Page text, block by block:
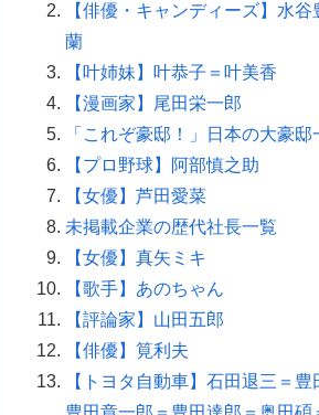
【俳優・キャンディーズ】水谷
蘭
【叶姉妹】叶恭子＝叶美香
【漫画家】尾田栄一郎
「これぞ豪邸！」日本の大豪邸
【プロ野球】阿部慎之助
【女優】芦田愛菜
未掲載企業の歴代社長一覧
【女優】真矢ミキ
【歌手】あのちゃん
【評論家】山田五郎
【俳優】筧利夫
【トヨタ自動車】石田退三＝豊